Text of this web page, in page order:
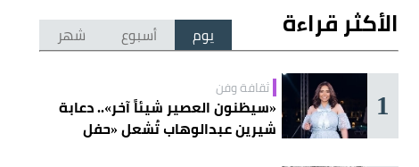
الأكثر قراءة يوم أسبوع شهر
1 ثقافة وفن
«سيظنون العصير شيئاً آخر».. دعابة
شيرين عبدالوهاب تُشعل «حفل